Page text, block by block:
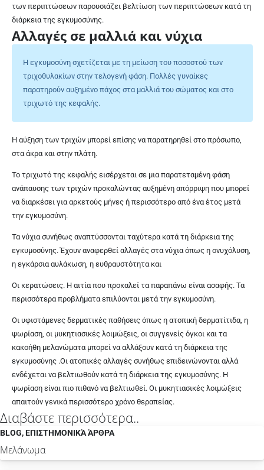
των περιπτώσεων παρουσιάζει βελτίωση των περιπτώσεων κατά τη
διάρκεια της εγκυμοσύνης.
Αλλαγές σε μαλλιά και νύχια
Η εγκυμοσύνη σχετίζεται με τη μείωση του ποσοστού των
τριχοθυλακίων στην τελογενή φάση. Πολλές γυναίκες
παρατηρούν αυξημένο πάχος στα μαλλιά του σώματος και στο
τριχωτό της κεφαλής.
Η αύξηση των τριχών μπορεί επίσης να παρατηρηθεί στο πρόσωπο,
στα άκρα και στην πλάτη.
Το τριχωτό της κεφαλής εισέρχεται σε μια παρατεταμένη φάση
ανάπαυσης των τριχών προκαλώντας αυξημένη απόρριψη που μπορεί
να διαρκέσει για αρκετούς μήνες ήπερισσότερο από ένα έτος μετά
την εγκυμοσύνη.
Τα νύχια συνήθως αναπτύσσονται ταχύτερα κατά τη διάρκεια της
εγκυμοσύνης. Έχουν αναφερθεί αλλαγές στα νύχια όπως η ονυχόλυση,
η εγκάρσια αυλάκωση, η ευθραυστότητα και
Οι κερατώσεις. Η αιτία που προκαλεί τα παραπάνω είναι ασαφής. Τα
περισσότερα προβλήματα επιλύονται μετάτην εγκυμοσύνη.
Οι υφιστάμενες δερματικές παθήσεις όπως η ατοπική δερματίτιδα, η
ψωρίαση, οι μυκητιασικές λοιμώξεις, οι συγγενείς όγκοι και τα
κακοήθη μελανώματα μπορεί να αλλάξουν κατά τη διάρκεια της
εγκυμοσύνης .Οι ατοπικές αλλαγές συνήθως επιδεινώνονται αλλά
ενδέχεται να βελτιωθούν κατά τηδιάρκεια της εγκυμοσύνης. Η
ψωρίαση είναι πιο πιθανό να βελτιωθεί. Οι μυκητιασικές λοιμώξεις
απαιτούν γενικά περισσότερο χρόνο θεραπείας.
Διαβάστε περισσότερα..
BLOG,ΕΠΙΣΤΗΜΟΝΙΚΆ ΆΡΘΡΑ
Μελάνωμα